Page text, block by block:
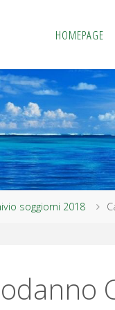
HOMEPAGE
soggiorni 2018